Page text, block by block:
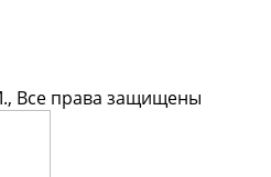
Все права защищены